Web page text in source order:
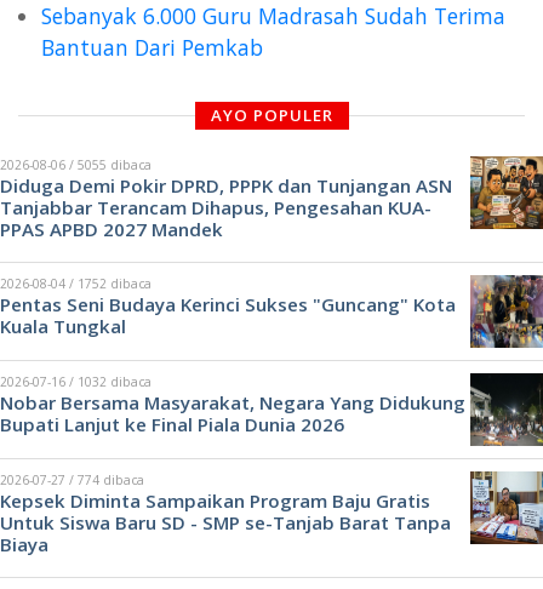
Sebanyak 6.000 Guru Madrasah Sudah Terima
Bantuan Dari Pemkab
AYO POPULER
2026-08-06 / 5055 dibaca
Diduga Demi Pokir DPRD, PPPK dan Tunjangan ASN
Tanjabbar Terancam Dihapus, Pengesahan KUA-
PPAS APBD 2027 Mandek
2026-08-04 / 1752 dibaca
Pentas Seni Budaya Kerinci Sukses "Guncang" Kota
Kuala Tungkal
2026-07-16 / 1032 dibaca
Nobar Bersama Masyarakat, Negara Yang Didukung
Bupati Lanjut ke Final Piala Dunia 2026
2026-07-27 / 774 dibaca
Kepsek Diminta Sampaikan Program Baju Gratis
Untuk Siswa Baru SD - SMP se-Tanjab Barat Tanpa
Biaya